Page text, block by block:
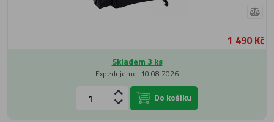
1 490 Kč
Skladem 3 ks
Expedujeme: 10.08.2026
Do košíku